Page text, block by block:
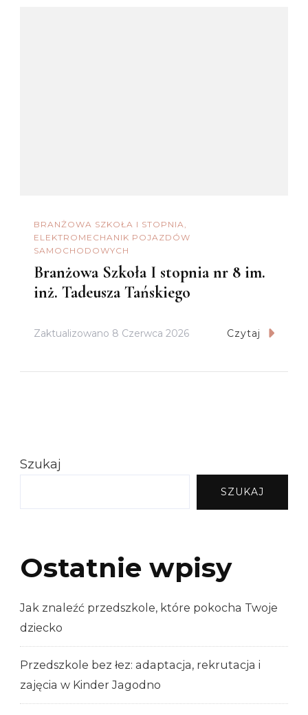
BRANŻOWA SZKOŁA I STOPNIA
ELEKTROMECHANIK POJAZDÓW
SAMOCHODOWYCH
Branżowa Szkoła I stopnia nr 8 im.
inż. Tadeusza Tańskiego
Zaktualizowano 8 Czerwca 2026 Czytaj
Szukaj
SZUKAJ
Ostatnie wpisy
Jak znaleźć przedszkole, które pokocha Twoje
dziecko
Przedszkole bez łez: adaptacja, rekrutacja i
zajęcia w Kinder Jagodno